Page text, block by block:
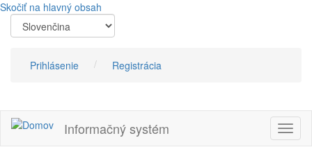
Skočiť na hlavný obsah
Prihlásenie Registrácia
Informačný systém